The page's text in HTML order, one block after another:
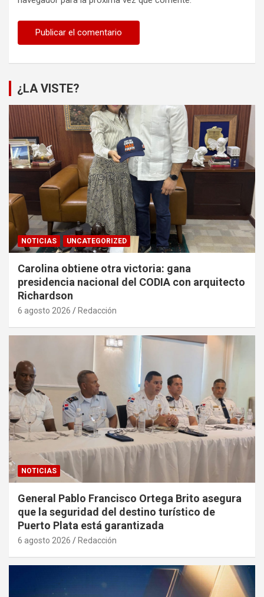
¿LA VISTE?
NOTICIAS UNCATEGORIZED
Carolina obtiene otra victoria: gana
presidencia nacional del CODIA con arquitecto
Richardson
6 agosto 2026 Redacción
NOTICIAS
General Pablo Francisco Ortega Brito asegura
que la seguridad del destino turístico de
Puerto Plata está garantizada
6 agosto 2026 Redacción